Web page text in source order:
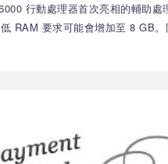
行動處理器首次亮相的輔助
RAM 要求可能會增加至 8 GB